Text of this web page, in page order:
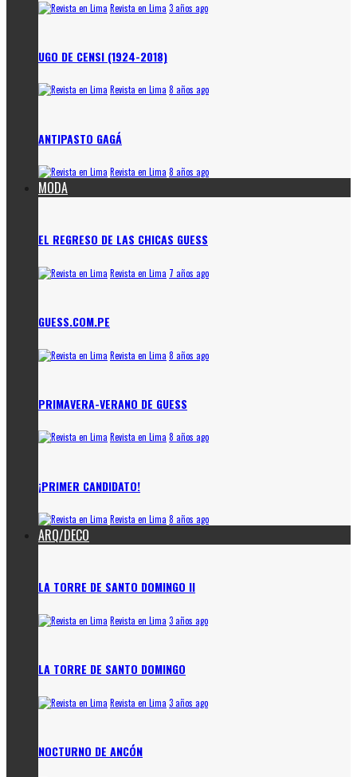
Revista en Lima 3 años ago
UGO DE CENSI (1924-2018)
Revista en Lima 8 años ago
ANTIPASTO GAGÁ
Revista en Lima 8 años ago
MODA
EL REGRESO DE LAS CHICAS GUESS
Revista en Lima 7 años ago
GUESS.COM.PE
Revista en Lima 8 años ago
PRIMAVERA-VERANO DE GUESS
Revista en Lima 8 años ago
¡PRIMER CANDIDATO!
Revista en Lima 8 años ago
ARQ/DECO
LA TORRE DE SANTO DOMINGO II
Revista en Lima 3 años ago
LA TORRE DE SANTO DOMINGO
Revista en Lima 3 años ago
NOCTURNO DE ANCÓN